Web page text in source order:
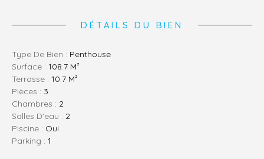
DÉTAILS DU BIEN
Type De Bien : Penthouse
Surface : 108.7 M²
Terrasse : 10.7 M²
Pièces : 3
Chambres : 2
Salles D'eau : 2
Piscine : Oui
Parking : 1